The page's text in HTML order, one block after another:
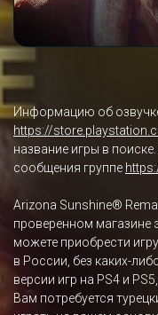
Информацию об
https://
название игры в
сообщения группе
Arizona Sunshine®
проверенном магазине
можете приобрести
в России, без каких-
версии игр на PS4 и
Вам потребуется